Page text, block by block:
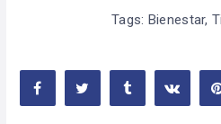
Tags: Bienestar,